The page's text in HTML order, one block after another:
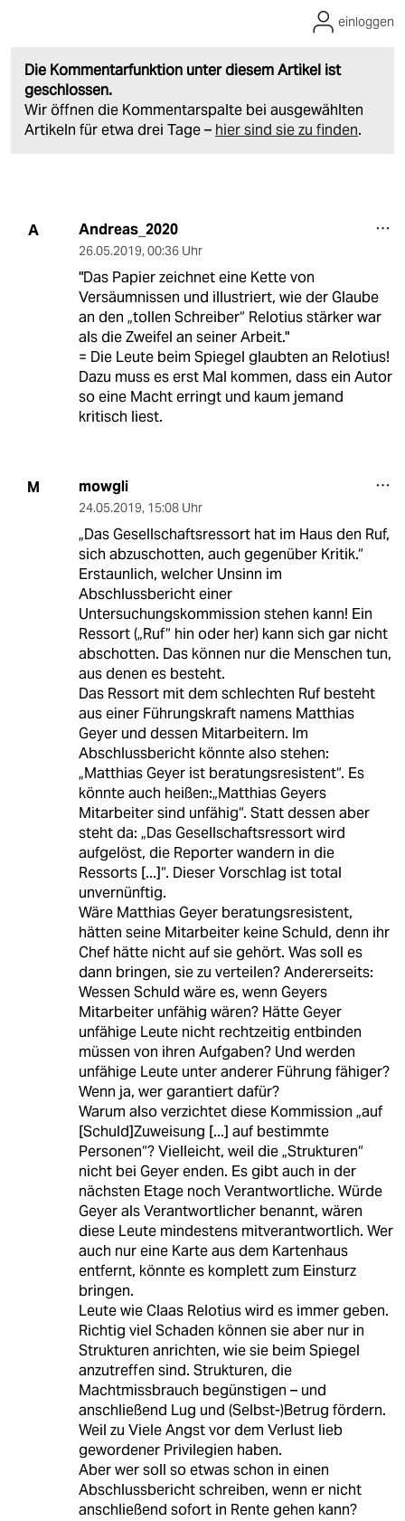
Die Kommentarfunktion unter diesem Artikel ist
geschlossen.
Wir öffnen die Kommentarspalte bei ausgewählten
Artikeln für etwa drei Tage – hier sind sie zu finden.
einloggen
A Andreas_2020
26.05.2019, 00:36 Uhr
"Das Papier zeichnet eine Kette von
Versäumnissen und illustriert, wie der Glaube
an den „tollen Schreiber“ Relotius stärker war
als die Zweifel an seiner Arbeit."
= Die Leute beim Spiegel glaubten an Relotius!
Dazu muss es erst Mal kommen, dass ein Autor
so eine Macht erringt und kaum jemand
kritisch liest.
M mowgli
24.05.2019, 15:08 Uhr
„Das Gesellschaftsressort hat im Haus den Ruf,
sich abzuschotten, auch gegenüber Kritik.“
Erstaunlich, welcher Unsinn im
Abschlussbericht einer
Untersuchungskommission stehen kann! Ein
Ressort („Ruf“ hin oder her) kann sich gar nicht
abschotten. Das können nur die Menschen tun,
aus denen es besteht.
Das Ressort mit dem schlechten Ruf besteht
aus einer Führungskraft namens Matthias
Geyer und dessen Mitarbeitern. Im
Abschlussbericht könnte also stehen:
„Matthias Geyer ist beratungsresistent“. Es
könnte auch heißen:„Matthias Geyers
Mitarbeiter sind unfähig“. Statt dessen aber
steht da: „Das Gesellschaftsressort wird
aufgelöst, die Reporter wandern in die
Ressorts [...]“. Dieser Vorschlag ist total
unvernünftig.
Wäre Matthias Geyer beratungsresistent,
hätten seine Mitarbeiter keine Schuld, denn ihr
Chef hätte nicht auf sie gehört. Was soll es
dann bringen, sie zu verteilen? Andererseits:
Wessen Schuld wäre es, wenn Geyers
Mitarbeiter unfähig wären? Hätte Geyer
unfähige Leute nicht rechtzeitig entbinden
müssen von ihren Aufgaben? Und werden
unfähige Leute unter anderer Führung fähiger?
Wenn ja, wer garantiert dafür?
Warum also verzichtet diese Kommission „auf
[Schuld]Zuweisung [...] auf bestimmte
Personen“? Vielleicht, weil die „Strukturen“
nicht bei Geyer enden. Es gibt auch in der
nächsten Etage noch Verantwortliche. Würde
Geyer als Verantwortlicher benannt, wären
diese Leute mindestens mitverantwortlich. Wer
auch nur eine Karte aus dem Kartenhaus
entfernt, könnte es komplett zum Einsturz
bringen.
Leute wie Claas Relotius wird es immer geben.
Richtig viel Schaden können sie aber nur in
Strukturen anrichten, wie sie beim Spiegel
anzutreffen sind. Strukturen, die
Machtmissbrauch begünstigen – und
anschließend Lug und (Selbst-)Betrug fördern.
Weil zu Viele Angst vor dem Verlust lieb
gewordener Privilegien haben.
Aber wer soll so etwas schon in einen
Abschlussbericht schreiben, wenn er nicht
anschließend sofort in Rente gehen kann?